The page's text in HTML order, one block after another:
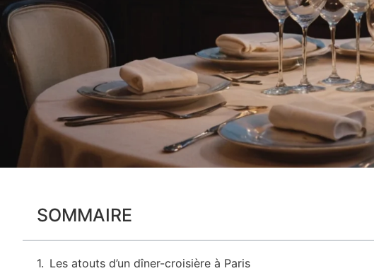
SOMMAIRE
Les atouts d’un dîner-croisière à Paris